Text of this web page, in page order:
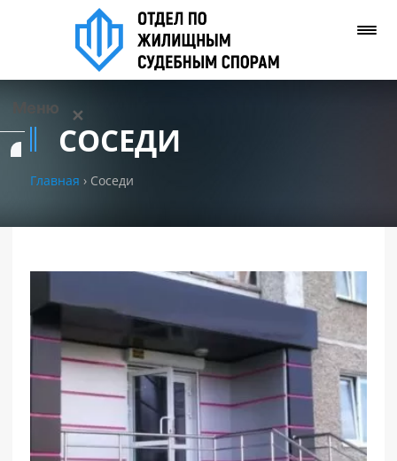
Меню ✕
Задать вопрос
(WhatsApp)
Позвонить нам
РАЗДЕЛЫ
САЙТА
СОСЕДИ
Главная › Соседи